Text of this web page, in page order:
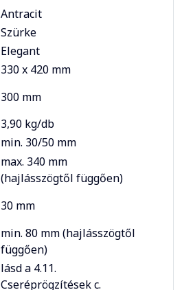
Antracit
Szürke
Elegant
330 x 420 mm
300 mm
3,90 kg/db
min. 30/50 mm
max. 340 mm
(hajlásszögtől függően)
30 mm
min. 80 mm (hajlásszögtől
függően)
lásd a 4.11.
Cseréprögzítések c.